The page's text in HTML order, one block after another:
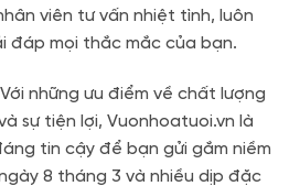
viên tư vấn nhiệt tình, luôn
đáp mọi thắc mắc của bạn.
Với những ưu điểm về chất lượng
sự tiện lợi, Vuonhoatuoi.vn là
tin cậy để bạn gửi gắm niềm
8 tháng 3 và nhiều dịp đặc